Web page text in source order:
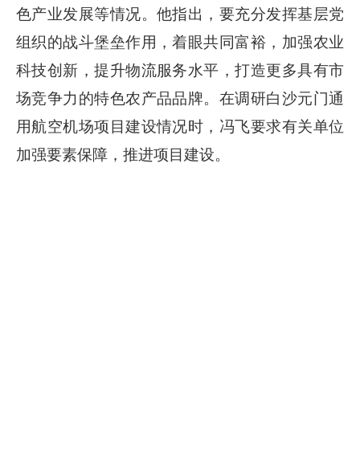
色产业发展等情况。他指出，要充分发挥基层党
组织的战斗堡垒作用，着眼共同富裕，加强农业
科技创新，提升物流服务水平，打造更多具有市
场竞争力的特色农产品品牌。在调研白沙元门通
用航空机场项目建设情况时，冯飞要求有关单位
加强要素保障，推进项目建设。